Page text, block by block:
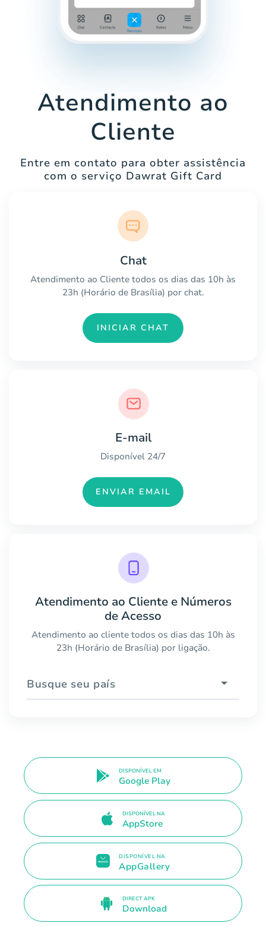
Atendimento ao
Cliente
Entre em contato para obter assistência
com o serviço Dawrat Gift Card
Chat
Atendimento ao Cliente todos os dias das 10h às
23h (Horário de Brasília) por chat.
INICIAR CHAT
E-mail
Disponível 24/7
ENVIAR EMAIL
Atendimento ao Cliente e Números
de Acesso
Atendimento ao cliente todos os dias das 10h às
23h (Horário de Brasília) por ligação.
Busque seu país
DISPONÍVEL EM
Google Play
DISPONÍVEL NA
AppStore
DISPONÍVEL NA
AppGallery
DIRECT APK
Download